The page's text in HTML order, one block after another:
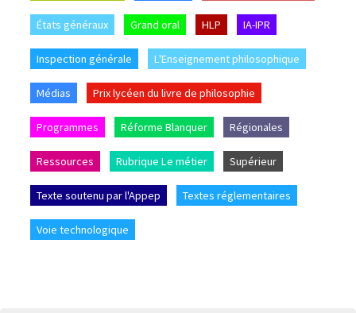
États généraux Grand oral HLP IA-IPR
Inspection générale L'Enseignement philosophique
Médias Prix lycéen du livre de philosophie
Programmes Réforme Blanquer Régionales
Ressources Rubrique Le métier Supérieur
Texte soutenu par l'Appep Textes réglementaires
Voie technologique